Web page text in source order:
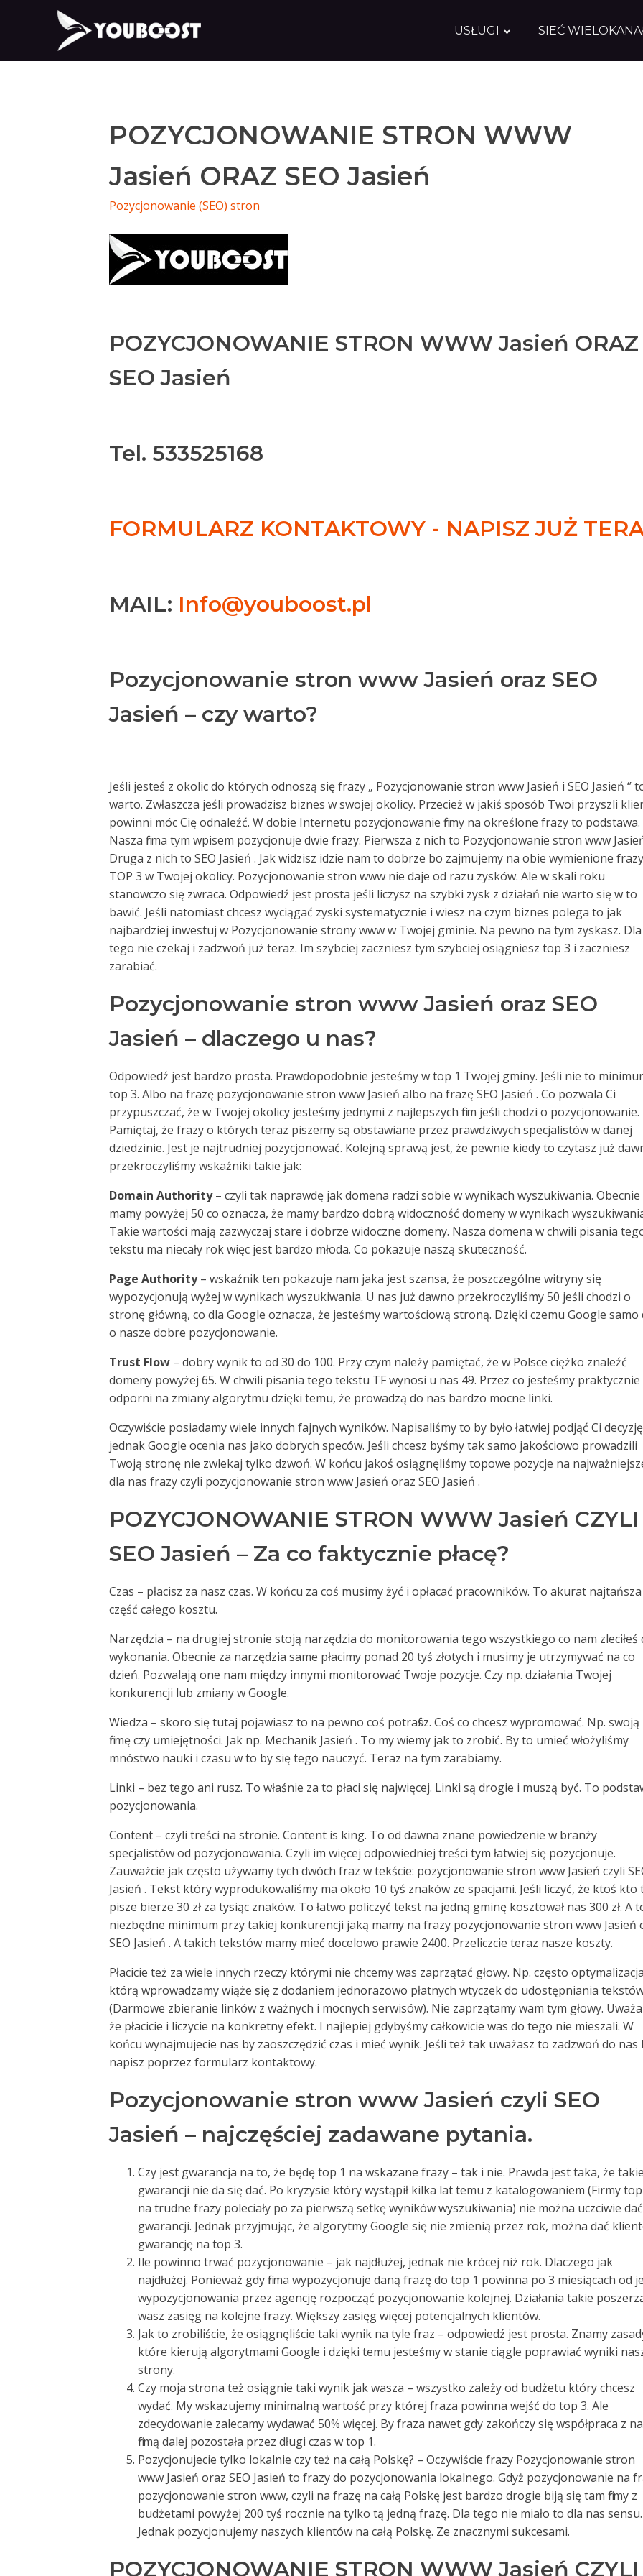
USŁUGI SIEĆ
POZYCJONOWANIE STRON WWW
Jasień ORAZ SEO Jasień
Pozycjonowanie (SEO) stron
POZYCJONOWANIE STRON WWW Jasień ORAZ
SEO Jasień
Tel. 533525168
FORMULARZ KONTAKTOWY - NAPISZ JUŻ
MAIL: Info@youboost.pl
Pozycjonowanie stron www Jasień oraz SEO
Jasień – czy warto?
Jeśli jesteś z okolic do których odnoszą się frazy „ Pozycjonowanie stron www Jasień i SEO Jasień ‘’
warto. Zwłaszcza jeśli prowadzisz biznes w swojej okolicy. Przecież w jakiś sposób Twoi przyszli
powinni móc Cię odnaleźć. W dobie Internetu pozycjonowanie firmy na określone frazy to podstawa.
Nasza firma tym wpisem pozycjonuje dwie frazy. Pierwsza z nich to Pozycjonowanie stron www
Druga z nich to SEO Jasień . Jak widzisz idzie nam to dobrze bo zajmujemy na obie wymienione frazy
TOP 3 w Twojej okolicy. Pozycjonowanie stron www nie daje od razu zysków. Ale w skali roku
stanowczo się zwraca. Odpowiedź jest prosta jeśli liczysz na szybki zysk z działań nie warto się w to
bawić. Jeśli natomiast chcesz wyciągać zyski systematycznie i wiesz na czym biznes polega to jak
najbardziej inwestuj w Pozycjonowanie strony www w Twojej gminie. Na pewno na tym zyskasz. Dla
tego nie czekaj i zadzwoń już teraz. Im szybciej zaczniesz tym szybciej osiągniesz top 3 i zaczniesz
zarabiać.
Pozycjonowanie stron www Jasień oraz SEO
Jasień – dlaczego u nas?
Odpowiedź jest bardzo prosta. Prawdopodobnie jesteśmy w top 1 Twojej gminy. Jeśli nie to
top 3. Albo na frazę pozycjonowanie stron www Jasień albo na frazę SEO Jasień . Co pozwala Ci
przypuszczać, że w Twojej okolicy jesteśmy jednymi z najlepszych firm jeśli chodzi o pozycjonowanie.
Pamiętaj, że frazy o których teraz piszemy są obstawiane przez prawdziwych specjalistów w danej
dziedzinie. Jest je najtrudniej pozycjonować. Kolejną sprawą jest, że pewnie kiedy to czytasz już
przekroczyliśmy wskaźniki takie jak:
Domain Authority– czyli tak naprawdę jak domena radzi sobie w wynikach wyszukiwania. Obecnie
mamy powyżej 50 co oznacza, że mamy bardzo dobrą widoczność domeny w wynikach
Takie wartości mają zazwyczaj stare i dobrze widoczne domeny. Nasza domena w chwili pisania
tekstu ma niecały rok więc jest bardzo młoda. Co pokazuje naszą skuteczność.
Page Authority– wskaźnik ten pokazuje nam jaka jest szansa, że poszczególne witryny się
wypozycjonują wyżej w wynikach wyszukiwania. U nas już dawno przekroczyliśmy 50 jeśli chodzi o
stronę główną, co dla Google oznacza, że jesteśmy wartościową stroną. Dzięki czemu Google samo
o nasze dobre pozycjonowanie.
Trust Flow – dobry wynik to od 30 do 100. Przy czym należy pamiętać, że w Polsce ciężko znaleźć
domeny powyżej 65. W chwili pisania tego tekstu TF wynosi u nas 49. Przez co jesteśmy praktycznie
odporni na zmiany algorytmu dzięki temu, że prowadzą do nas bardzo mocne linki.
Oczywiście posiadamy wiele innych fajnych wyników. Napisaliśmy to by było łatwiej podjąć Ci
jednak Google ocenia nas jako dobrych speców. Jeśli chcesz byśmy tak samo jakościowo prowadzili
Twoją stronę nie zwlekaj tylko dzwoń. W końcu jakoś osiągnęliśmy topowe pozycje na
dla nas frazy czyli pozycjonowanie stron www Jasień oraz SEO Jasień .
POZYCJONOWANIE STRON WWW Jasień CZYLI
SEO Jasień – Za co faktycznie płacę?
Czas – płacisz za nasz czas. W końcu za coś musimy żyć i opłacać pracowników. To akurat najtańsza
część całego kosztu.
Narzędzia – na drugiej stronie stoją narzędzia do monitorowania tego wszystkiego co nam zleciłeś
wykonania. Obecnie za narzędzia same płacimy ponad 20 tyś złotych i musimy je utrzymywać na co
dzień. Pozwalają one nam między innymi monitorować Twoje pozycje. Czy np. działania Twojej
konkurencji lub zmiany w Google.
Wiedza – skoro się tutaj pojawiasz to na pewno coś potrafisz. Coś co chcesz wypromować. Np. swoją
firmę czy umiejętności. Jak np. Mechanik Jasień . To my wiemy jak to zrobić. By to umieć włożyliśmy
mnóstwo nauki i czasu w to by się tego nauczyć. Teraz na tym zarabiamy.
Linki – bez tego ani rusz. To właśnie za to płaci się najwięcej. Linki są drogie i muszą być. To
pozycjonowania.
Content – czyli treści na stronie. Content is king. To od dawna znane powiedzenie w branży
specjalistów od pozycjonowania. Czyli im więcej odpowiedniej treści tym łatwiej się pozycjonuje.
Zauważcie jak często używamy tych dwóch fraz w tekście: pozycjonowanie stron www Jasień czyli
Jasień . Tekst który wyprodukowaliśmy ma około 10 tyś znaków ze spacjami. Jeśli liczyć, że ktoś kto
pisze bierze 30 zł za tysiąc znaków. To łatwo policzyć tekst na jedną gminę kosztował nas 300 zł. A
niezbędne minimum przy takiej konkurencji jaką mamy na frazy pozycjonowanie stron www Jasień
SEO Jasień . A takich tekstów mamy mieć docelowo prawie 2400. Przeliczcie teraz nasze koszty.
Płacicie też za wiele innych rzeczy którymi nie chcemy was zaprzątać głowy. Np. często optymalizacja
którą wprowadzamy wiąże się z dodaniem jednorazowo płatnych wtyczek do udostępniania
(Darmowe zbieranie linków z ważnych i mocnych serwisów). Nie zaprzątamy wam tym głowy.
że płacicie i liczycie na konkretny efekt. I najlepiej gdybyśmy całkowicie was do tego nie mieszali. W
końcu wynajmujecie nas by zaoszczędzić czas i mieć wynik. Jeśli też tak uważasz to zadzwoń do nas
napisz poprzez formularz kontaktowy.
Pozycjonowanie stron www Jasień czyli SEO
Jasień – najczęściej zadawane pytania.
Czy jest gwarancja na to, że będę top 1 na wskazane frazy – tak i nie. Prawda jest taka, że
gwarancji nie da się dać. Po kryzysie który wystąpił kilka lat temu z katalogowaniem (Firmy top
na trudne frazy poleciały po za pierwszą setkę wyników wyszukiwania) nie można uczciwie dać
gwarancji. Jednak przyjmując, że algorytmy Google się nie zmienią przez rok, można dać
gwarancję na top 3.
Ile powinno trwać pozycjonowanie – jak najdłużej, jednak nie krócej niż rok. Dlaczego jak
najdłużej. Ponieważ gdy firma wypozycjonuje daną frazę do top 1 powinna po 3 miesiącach od
wypozycjonowania przez agencję rozpocząć pozycjonowanie kolejnej. Działania takie
wasz zasięg na kolejne frazy. Większy zasięg więcej potencjalnych klientów.
Jak to zrobiliście, że osiągnęliście taki wynik na tyle fraz – odpowiedź jest prosta. Znamy
które kierują algorytmami Google i dzięki temu jesteśmy w stanie ciągle poprawiać wyniki
strony.
Czy moja strona też osiągnie taki wynik jak wasza – wszystko zależy od budżetu który chcesz
wydać. My wskazujemy minimalną wartość przy której fraza powinna wejść do top 3. Ale
zdecydowanie zalecamy wydawać 50% więcej. By fraza nawet gdy zakończy się współpraca z
firmą dalej pozostała przez długi czas w top 1.
Pozycjonujecie tylko lokalnie czy też na całą Polskę? – Oczywiście frazy Pozycjonowanie stron
www Jasień oraz SEO Jasień to frazy do pozycjonowania lokalnego. Gdyż pozycjonowanie na
pozycjonowanie stron www, czyli na frazę na całą Polskę jest bardzo drogie biją się tam firmy z
budżetami powyżej 200 tyś rocznie na tylko tą jedną frazę. Dla tego nie miało to dla nas sensu.
Jednak pozycjonujemy naszych klientów na całą Polskę. Ze znacznymi sukcesami.
POZYCJONOWANIE STRON WWW Jasień CZYLI